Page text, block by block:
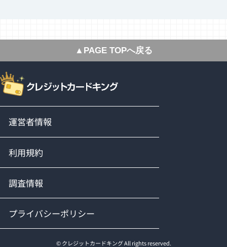
▲PAGE TOPへ戻る
運営者情報
利用規約
調査情報
プライバシーポリシー
© クレジットカードキング All rights reserved.